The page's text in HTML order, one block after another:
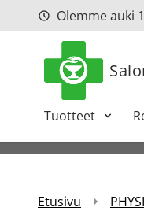
Siirry sisältöönOlemme auki
Tuotteet
Etusivu